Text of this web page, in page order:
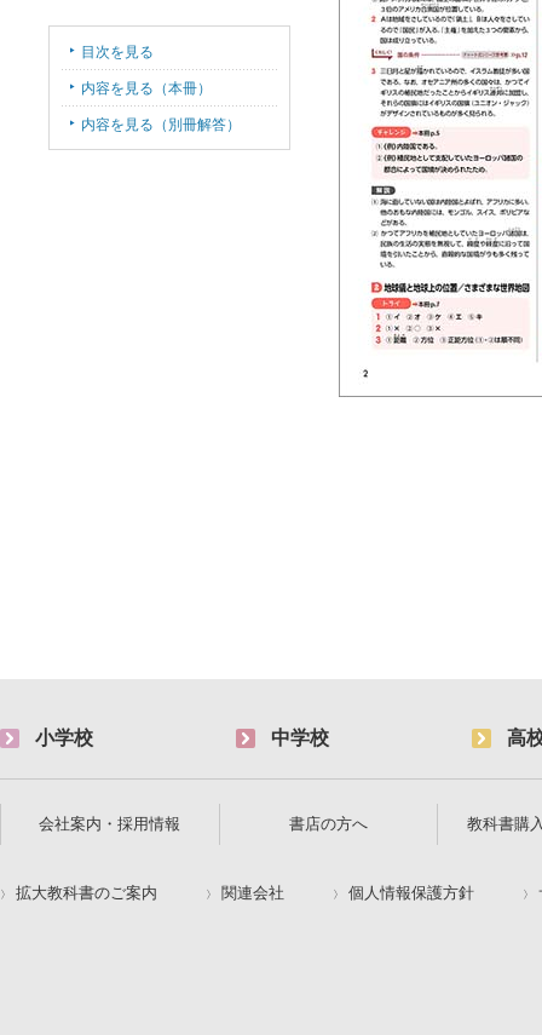
目次を見る
内容を見る（本冊）
内容を見る（別冊解答）
小学校 中学校 高
会社案内・採用情報 書店の方へ 教科書購
拡大教科書のご案内 関連会社 個人情報保護方針